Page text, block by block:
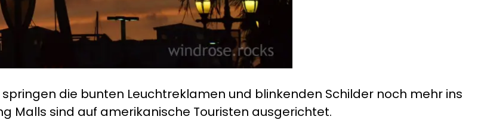
die bunten Leuchtreklamen und blinkenden Schilder noch mehr ins
Malls sind auf amerikanische Touristen ausgerichtet.